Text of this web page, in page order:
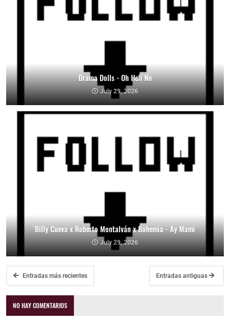
Drama Dolls - Oh Hell No
July 29, 2026
Billy Cueva x Roberto Montalván x Bohemia - Ay Mami
July 29, 2026
Entradas más recientes Entradas antiguas
NO HAY COMENTARIOS